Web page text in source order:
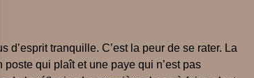
d’esprit tranquille. C’est la peur de se rater. La
qui plaît et une paye qui n’est pas